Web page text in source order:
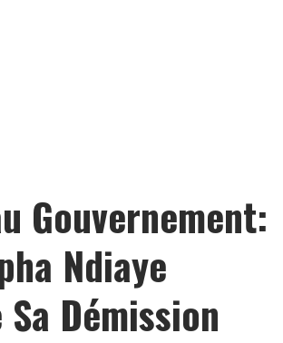
Gouvernement:
Ndiaye
Démission